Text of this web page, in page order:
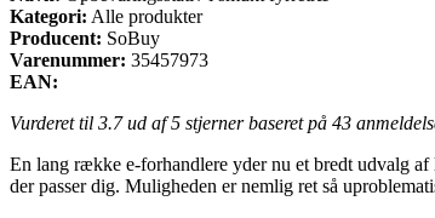
Kategori: Alle produkter
Producent: SoBuy
Varenummer: 35457973
EAN:
Vurderet til 3.7ud af 5 stjerner baseret på 43
En lang række e-forhandlere yder nu et bredt udvalg
der passer dig. Muligheden er nemlig ret så